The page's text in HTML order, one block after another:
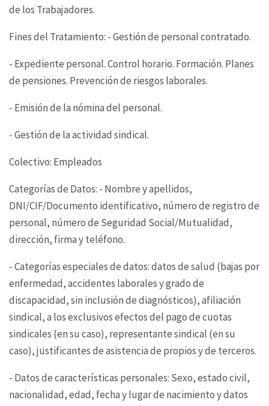
de los Trabajadores.
Fines del Tratamiento: - Gestión de personal contratado.
- Expediente personal. Control horario. Formación. Planes
de pensiones. Prevención de riesgos laborales.
- Emisión de la nómina del personal.
- Gestión de la actividad sindical.
Colectivo: Empleados
Categorías de Datos: - Nombre y apellidos,
DNI/CIF/Documento identificativo, número de registrode
personal, número de Seguridad Social/Mutualidad,
dirección, firma y teléfono.
- Categorías especiales de datos: datos de salud (bajas por
enfermedad, accidentes laborales ygrado de
discapacidad, sin inclusión de diagnósticos), afiliación
sindical, a los exclusivos efectosdel pago de cuotas
sindicales (en su caso), representante sindical (en su
caso), justificantes deasistencia de propios y de terceros.
- Datos de características personales: Sexo, estado civil,
nacionalidad, edad, fecha y lugar de nacimiento y datos